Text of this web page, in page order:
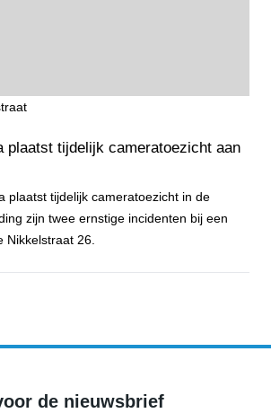
plaatst tijdelijk cameratoezicht aan
plaatst tijdelijk cameratoezicht in de
zijn twee ernstige incidenten bij een
Nikkelstraat 26.
de nieuwsbrief